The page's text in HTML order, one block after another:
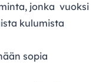
jonka vuoksi
kulumista
sopia